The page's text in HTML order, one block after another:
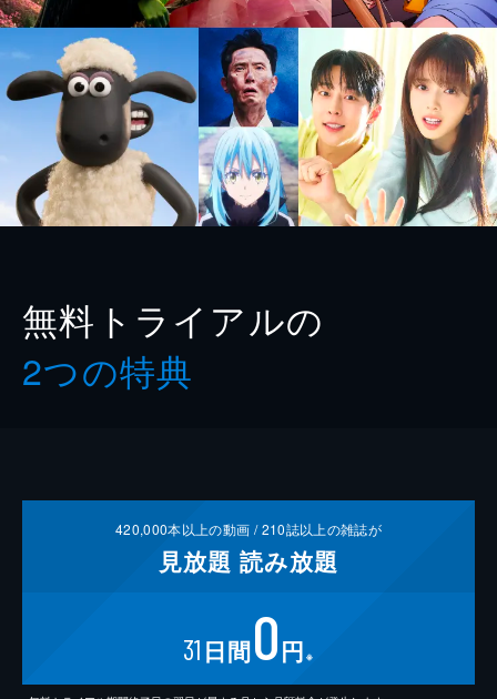
無料トライアルの
2つの特典
420,000本以上の動画 /210誌以上の雑誌が
見放題 読み放題
31 日間0円 ※